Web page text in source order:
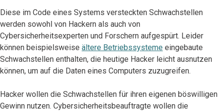
Diese im Code eines Systems versteckten Schwachstellen
werden sowohl von Hackern als auch von
Cybersicherheitsexperten und Forschern aufgespürt. Leider
können beispielsweise ältere Betriebssysteme eingebaute
Schwachstellen enthalten, die heutige Hacker leicht ausnutzen
können, um auf die Daten eines Computers zuzugreifen.
Hacker wollen die Schwachstellen für ihren eigenen böswilligen
Gewinn nutzen. Cybersicherheitsbeauftragte wollen die